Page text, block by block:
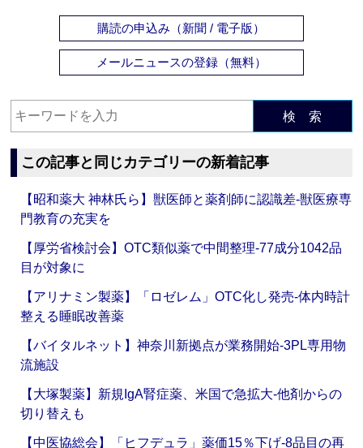
購読の申込み（新聞 / 電子版）
メールニュースの登録（無料）
検 索
この記事と同じカテゴリーの新着記事
【昭和薬大 神林氏ら】獣医師と薬剤師に認識差‐獣医療専
門教育の充実を
【厚労省検討会】OTC類似薬で中間整理‐77成分1042品
目が対象に
【アリナミン製薬】「ロゼレム」OTC化し発売‐体内時計
整える睡眠改善薬
【バイタルネット】神奈川新拠点が業務開始‐3PL専用物
流施設
【大塚製薬】新規IgA腎症薬、米国で急拡大‐他剤からの
切り替えも
【中医協総会】「ヒフデュラ」薬価15％下げ‐8品目の再